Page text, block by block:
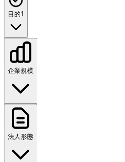
目的1
企業規模
法人形態